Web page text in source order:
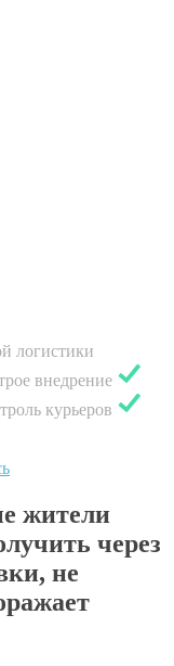
логистики
внедрение
курьеров
жители
через
не